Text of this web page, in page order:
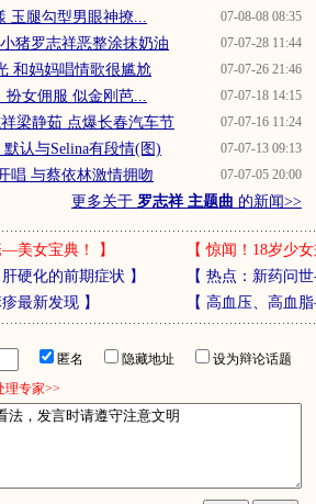
07-08-08 08:35
玉腿勾型男眼神撩...
07-07-28 11:44
猪罗志祥恶整涂抹奶油
07-07-26 21:46
和妈妈唱情歌很尴尬
07-07-18 14:15
女佣服 似金刚芭...
07-07-16 11:24
梁静茹 点爆长春汽车节
07-07-13 09:13
认与Selina有段情(图)
07-07-05 20:00
唱 与蔡依林激情拥吻
更多关于 罗志祥 主题曲 的新闻>>
美女宝典！ 】 【惊闻！18岁少
硬化的前期症状 】 【 热点：新药问
最新发现】 【 高血压、高血
匿名 隐藏地址
设为辩论话题
理专家>>